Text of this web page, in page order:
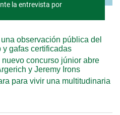
la entrevista por
observación pública del
gafas certificadas
concurso júnior abre
y Jeremy Irons
para vivir una multitudinaria